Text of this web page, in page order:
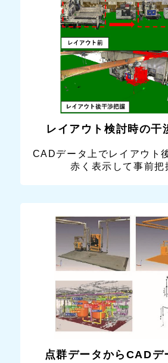
レイアウト検討時の干
CADデータ上でレイアウト
赤く表示して事前把
点群データからCADデ